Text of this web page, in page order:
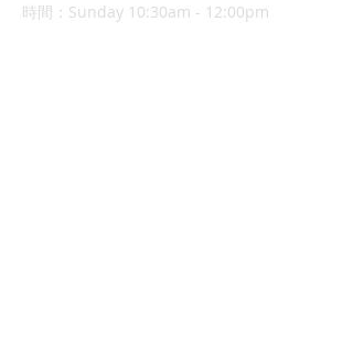
​時間：Sunday 10:30am - 12:00pm